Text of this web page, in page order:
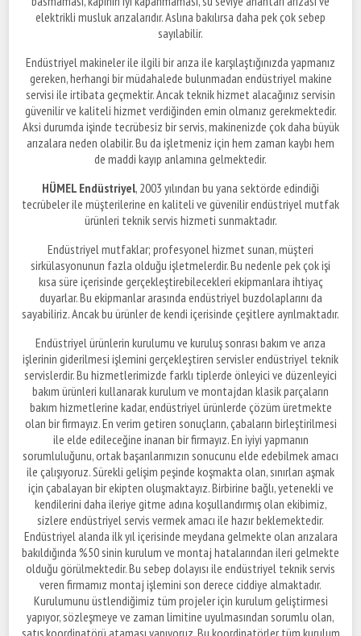
elektrikli musluk arızalarıdır. Aslına bakılırsa daha pek çok sebep
sayılabilir.
Endüstriyel makineler ile ilgili bir arıza ile karşılaştığınızda yapmanız
gereken, herhangi bir müdahalede bulunmadan endüstriyel makine
servisi ile irtibata geçmektir. Ancak teknik hizmet alacağınız servisin
güvenilir ve kaliteli hizmet verdiğinden emin olmanız gerekmektedir.
Aksi durumda işinde tecrübesiz bir servis, makinenizde çok daha büyük
arızalara neden olabilir. Bu da işletmeniz için hem zaman kaybı hem
de maddi kayıp anlamına gelmektedir.
HÜMEL Endüstriyel, 2003 yılından bu yana sektörde edindiği
tecrübeler ile müşterilerine en kaliteli ve güvenilir endüstriyel mutfak
ürünleri teknik servis hizmeti sunmaktadır.
Endüstriyel mutfaklar; profesyonel hizmet sunan, müşteri
sirkülasyonunun fazla olduğu işletmelerdir. Bu nedenle pek çok işi
kısa süre içerisinde gerçekleştirebilecekleri ekipmanlara ihtiyaç
duyarlar. Bu ekipmanlar arasında endüstriyel buzdolaplarını da
sayabiliriz. Ancak bu ürünler de kendi içerisinde çeşitlere ayrılmaktadır.
Endüstriyel ürünlerin kurulumu ve kuruluş sonrası bakım ve arıza
işlerinin giderilmesi işlemini gerçekleştiren servisler endüstriyel teknik
servislerdir. Bu hizmetlerimizde farklı tiplerde önleyici ve düzenleyici
bakım ürünleri kullanarak kurulum ve montajdan klasik parçaların
bakım hizmetlerine kadar, endüstriyel ürünlerde çözüm üretmekte
olan bir firmayız. En verim getiren sonuçların, çabaların birleştirilmesi
ile elde edileceğine inanan bir firmayız. En iyiyi yapmanın
sorumluluğunu, ortak başarılarımızın sonucunu elde edebilmek amacı
ile çalışıyoruz. Sürekli gelişim peşinde koşmakta olan, sınırları aşmak
için çabalayan bir ekipten oluşmaktayız. Birbirine bağlı, yetenekli ve
kendilerini daha ileriye gitme adına koşullandırmış olan ekibimiz,
sizlere endüstriyel servis vermek amacı ile hazır beklemektedir.
Endüstriyel alanda ilk yıl içerisinde meydana gelmekte olan arızalara
bakıldığında %50 sinin kurulum ve montaj hatalarından ileri gelmekte
olduğu görülmektedir. Bu sebep dolayısı ile endüstriyel teknik servis
veren firmamız montaj işlemini son derece ciddiye almaktadır.
Kurulumunu üstlendiğimiz tüm projeler için kurulum geliştirmesi
yapıyor, sözleşmeye ve zaman limitine uyulmasından sorumlu olan,
satış koordinatörü ataması yapıyoruz. Bu koordinatörler tüm kurulum